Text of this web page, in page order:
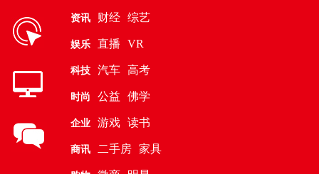
资讯 财经 综艺
娱乐 直播 VR
科技 汽车 高考
时尚 公益 佛学
企业 游戏 读书
商讯 二手房 家具